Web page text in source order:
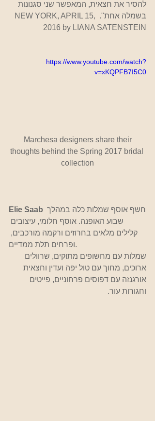
להסיר את חצאית, המאפשר שני סגנונות
בשמלה אחת". NEW YORK, APRIL 15,
2016 by LIANA SATENSTEIN
https://www.youtube.com/watch?
v=xKQPFB7I5C0
Marchesa designers share their
thoughts behind the Spring 2017 bridal
collection
Elie Saab
שבוע האופנה. אוסף חלומי, עיצובים
קלילים מלאים בחרוזים ורקמה מורכבים,
ופרחים תלת ממדיים.
שמלות עם מחשופים מתוקים, שרוולים
ארוכים, מחוך עם טול יפה ועדין וחצאית
אורגנזה עם דפוסים פרחוניים, פייטים
וחגורות עור.